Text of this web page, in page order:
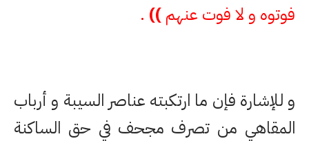
فوتوه و لا فوت عنهم))
.
و للإشارة فإن ما ارتكبته عناصر السيبة و أرباب
المقاهي من تصرف مجحف في حق الساكنة